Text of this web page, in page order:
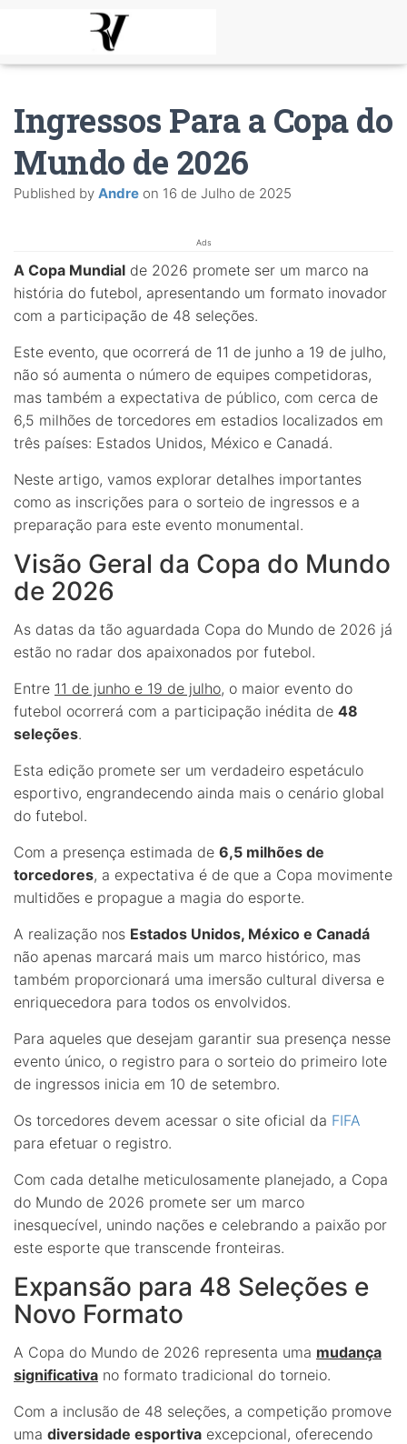
Ingressos Para a Copa do
Mundo de 2026
Published by Andre on 16 de Julho de 2025
Ads
A Copa Mundial de 2026 promete ser um marco na
história do futebol, apresentando um formato inovador
com a participação de 48 seleções.
Este evento, que ocorrerá de 11 de junho a 19 de julho,
não só aumenta o número de equipes competidoras,
mas também a expectativa de público, com cerca de
6,5 milhões de torcedores em estadios localizados em
três países: Estados Unidos, México e Canadá.
Neste artigo, vamos explorar detalhes importantes
como as inscrições para o sorteio de ingressos e a
preparação para este evento monumental.
Visão Geral da Copa do Mundo
de 2026
As datas da tão aguardada Copa do Mundo de 2026 já
estão no radar dos apaixonados por futebol.
Entre 11 de junho e 19 de julho, o maior evento do
futebol ocorrerá com a participação inédita de 48
seleções.
Esta edição promete ser um verdadeiro espetáculo
esportivo, engrandecendo ainda mais o cenário global
do futebol.
Com a presença estimada de 6,5 milhões de
torcedores, a expectativa é de que a Copa movimente
multidões e propague a magia do esporte.
A realização nos Estados Unidos, México e Canadá
não apenas marcará mais um marco histórico, mas
também proporcionará uma imersão cultural diversa e
enriquecedora para todos os envolvidos.
Para aqueles que desejam garantir sua presença nesse
evento único, o registro para o sorteio do primeiro lote
de ingressos inicia em 10 de setembro.
Os torcedores devem acessar o site oficial da FIFA
para efetuar o registro.
Com cada detalhe meticulosamente planejado, a Copa
do Mundo de 2026 promete ser um marco
inesquecível, unindo nações e celebrando a paixão por
este esporte que transcende fronteiras.
Expansão para 48 Seleções e
Novo Formato
A Copa do Mundo de 2026 representa uma mudança
significativa no formato tradicional do torneio.
Com a inclusão de 48 seleções, a competição promove
uma diversidade esportiva excepcional, oferecendo